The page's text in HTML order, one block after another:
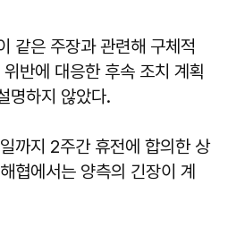
같은 주장과 관련해 구체적
반에 대응한 후속 조치 계획
명하지 않았다.
까지 2주간 휴전에 합의한 상
협에서는 양측의 긴장이 계